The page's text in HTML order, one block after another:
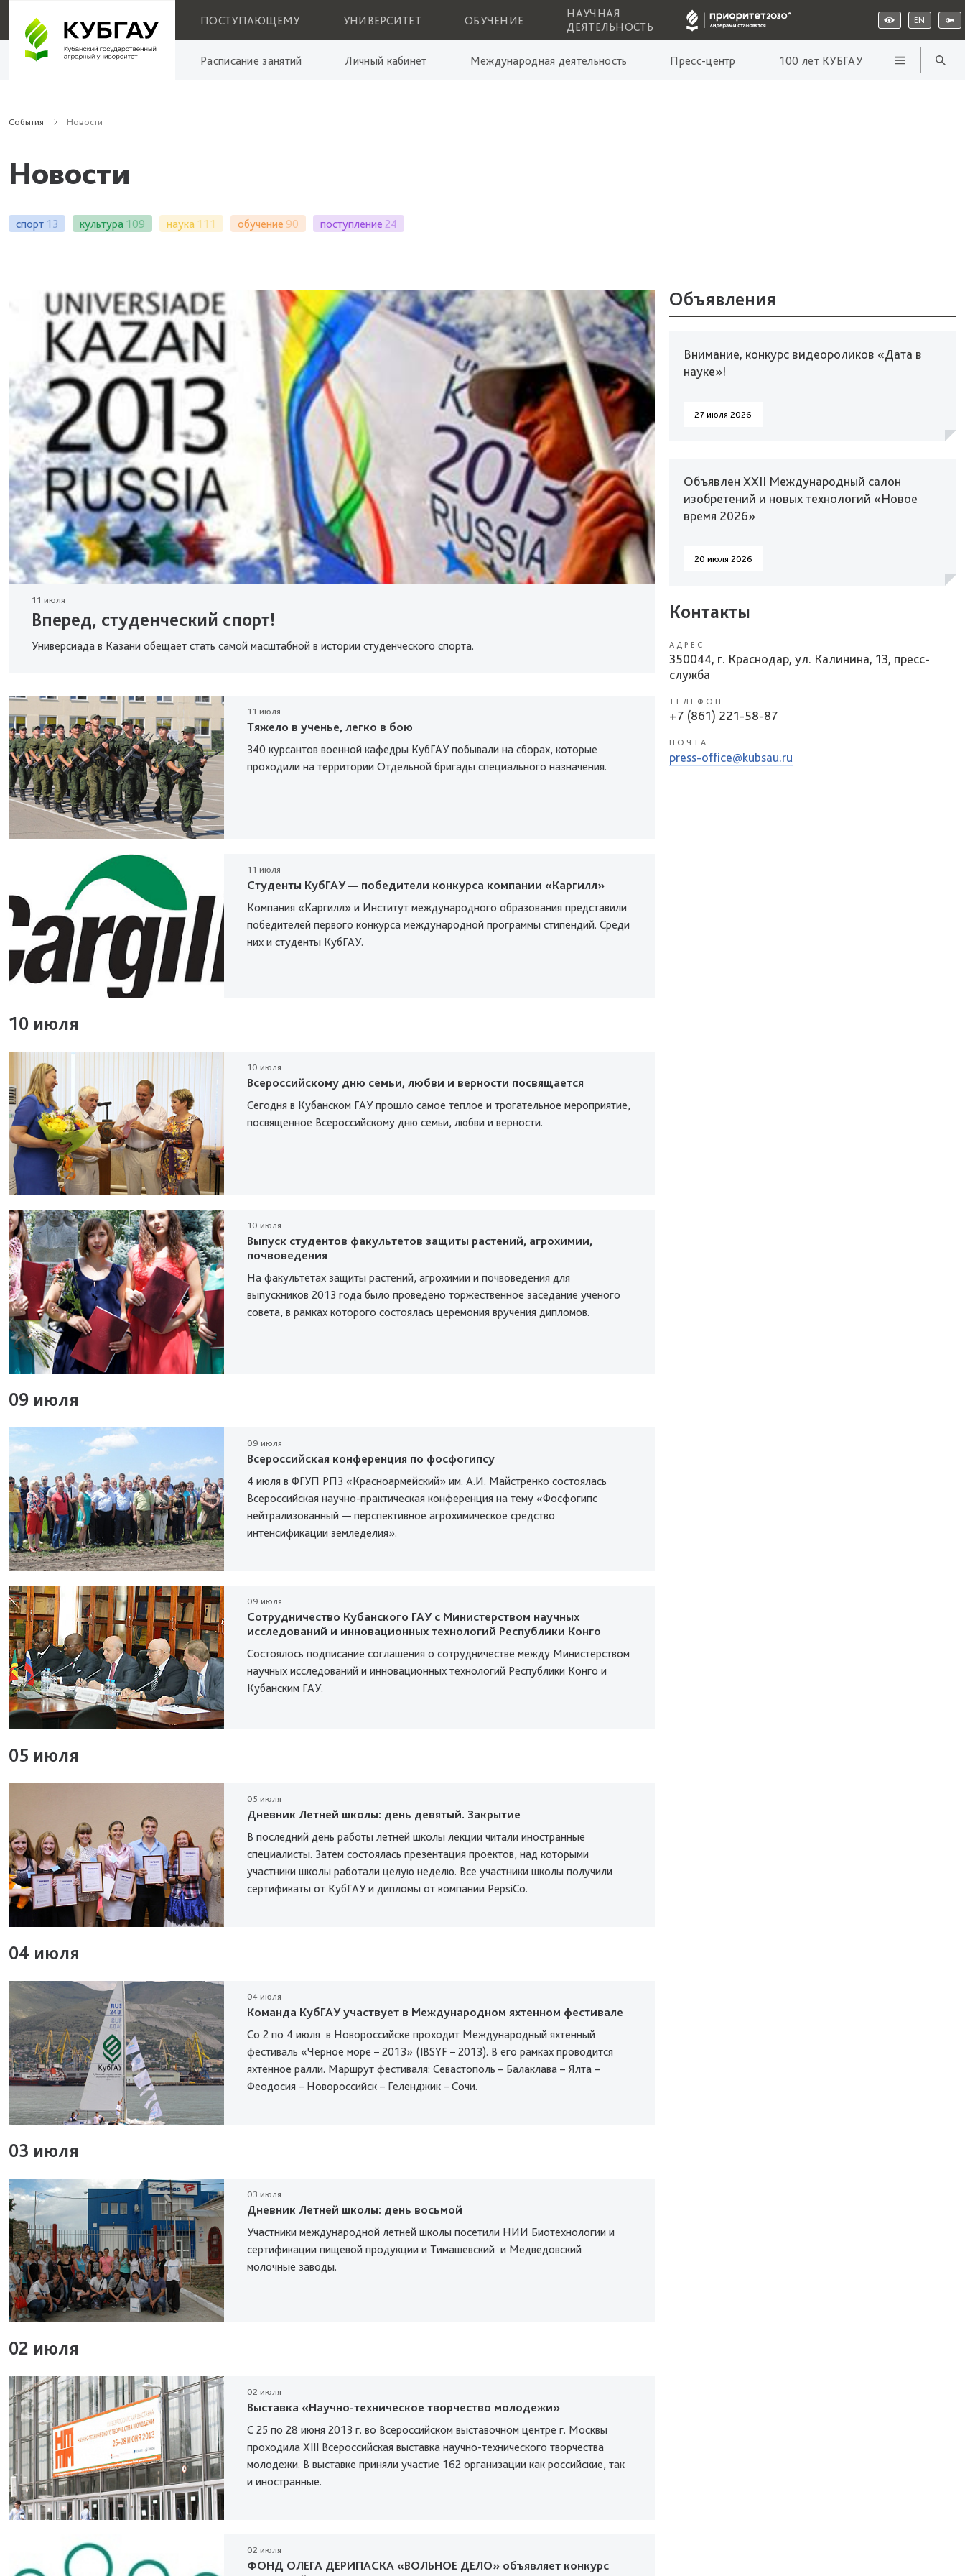
ПОСТУПАЮЩЕМУ УНИВЕРСИТЕТ ОБУЧЕНИЕ
НАУЧНАЯ
ДЕЯТЕЛЬНОСТЬ
EN
Расписание занятий Личный кабинет Международная деятельность Пресс-центр 100 лет КУБГАУ
События Новости
Новости
спорт 13 культура 109 наука 111 обучение 90 поступление 24
11 июля
Вперед, студенческий спорт!
Универсиада в Казани обещает стать самой масштабной в истории студенческого спорта.
11 июля
Тяжело в ученье, легко в бою
340 курсантов военной кафедры КубГАУ побывали на сборах, которые
проходили на территории Отдельной бригады специального назначения.
11 июля
Студенты КубГАУ — победители конкурса компании «Каргилл»
Компания «Каргилл» и Институт международного образования представили
победителей первого конкурса международной программы стипендий. Среди
них и студенты КубГАУ.
10 июля
10 июля
Всероссийскому дню семьи, любви и верности посвящается
Сегодня в Кубанском ГАУ прошло самое теплое и трогательное мероприятие,
посвященное Всероссийскому дню семьи, любви и верности.
10 июля
Выпуск студентов факультетов защиты растений, агрохимии,
почвоведения
На факультетах защиты растений, агрохимии и почвоведения для
выпускников 2013 года было проведено торжественное заседание ученого
совета, в рамках которого состоялась церемония вручения дипломов.
09 июля
09 июля
Всероссийская конференция по фосфогипсу
4 июля в ФГУП РПЗ «Красноармейский» им. А.И. Майстренко состоялась
Всероссийская научно-практическая конференция на тему «Фосфогипс
нейтрализованный — перспективное агрохимическое средство
интенсификации земледелия».
09 июля
Сотрудничество Кубанского ГАУ с Министерством научных
исследований и инновационных технологий Республики Конго
Состоялось подписание соглашения о сотрудничестве между Министерством
научных исследований и инновационных технологий Республики Конго и
Кубанским ГАУ.
05 июля
05 июля
Дневник Летней школы: день девятый. Закрытие
В последний день работы летней школы лекции читали иностранные
специалисты. Затем состоялась презентация проектов, над которыми
участники школы работали целую неделю. Все участники школы получили
сертификаты от КубГАУ и дипломы от компании PepsiCo.
04 июля
04 июля
Команда КубГАУ участвует в Международном яхтенном фестивале
Со 2 по 4 июля в Новороссийске проходит Международный яхтенный
фестиваль «Черное море – 2013» (IBSYF – 2013). В его рамках проводится
яхтенное ралли. Маршрут фестиваля: Севастополь – Балаклава – Ялта –
Феодосия – Новороссийск – Геленджик – Сочи.
03 июля
03 июля
Дневник Летней школы: день восьмой
Участники международной летней школы посетили НИИ Биотехнологии и
сертификации пищевой продукции и Тимашевский и Медведовский
молочные заводы.
02 июля
02 июля
Выставка «Научно-техническое творчество молодежи»
С 25 по 28 июня 2013 г. во Всероссийском выставочном центре г. Москвы
проходила XIII Всероссийская выставка научно-технического творчества
молодежи. В выставке приняли участие 162 организации как российские, так
и иностранные.
02 июля
ФОНД ОЛЕГА ДЕРИПАСКА «ВОЛЬНОЕ ДЕЛО» объявляет конкурс
Объявления
Внимание, конкурс видеороликов «Дата в
науке»!
27 июля 2026
Объявлен XXII Международный салон
изобретений и новых технологий «Новое
время 2026»
20 июля 2026
Контакты
АДРЕС
350044, г. Краснодар, ул. Калинина, 13, пресс-
служба
ТЕЛЕФОН
+7 (861) 221-58-87
ПОЧТА
press-office@kubsau.ru